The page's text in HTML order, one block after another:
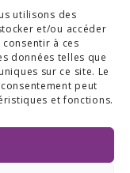
utilisons des
et/ou accéder
à ces
données telles que
sur ce site. Le
peut
et fonctions.